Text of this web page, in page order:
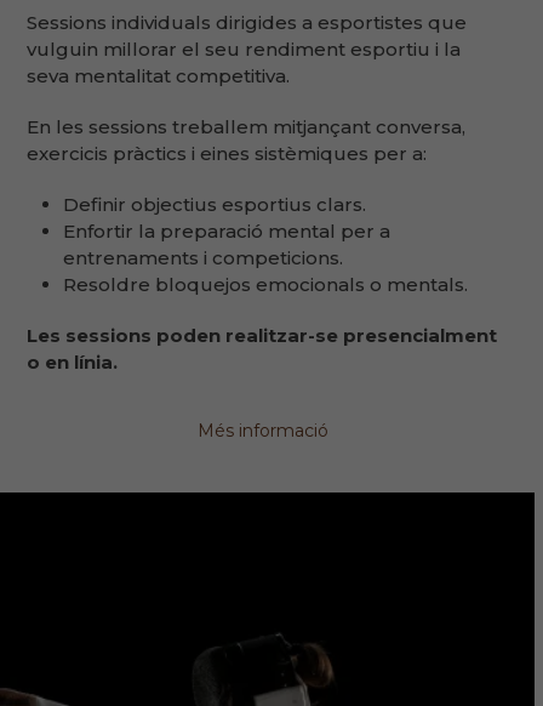
Sessions individuals dirigides a esportistes que
vulguin millorar el seu rendiment esportiu i la
seva mentalitat competitiva.
En les sessions treballem mitjançant conversa,
exercicis pràctics i eines sistèmiques per a:
Definir objectius esportius clars.
Enfortir la preparació mental per a
entrenaments i competicions.
Resoldre bloquejos emocionals o mentals.
Les sessions poden realitzar-se presencialment
o en línia.
Més informació